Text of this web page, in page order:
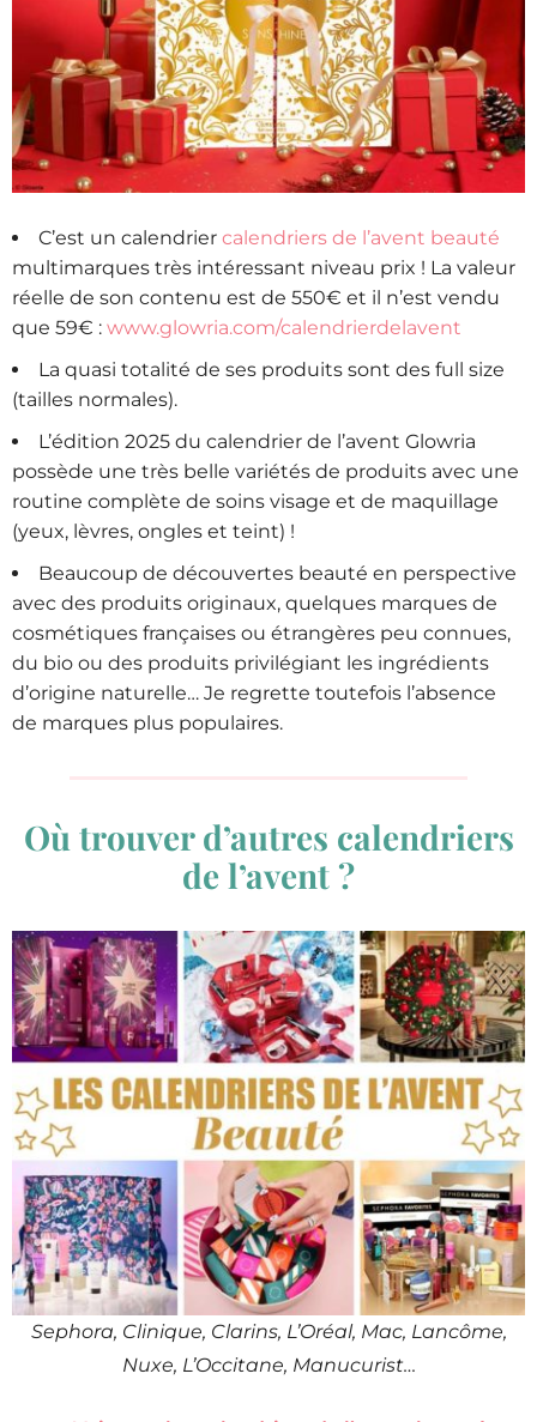
C’est un calendrier calendriers de l’avent beauté
multimarques très intéressant niveau prix ! La valeur
réelle de son contenu est de 550€ et il n’est vendu
que 59€ : www.glowria.com/calendrierdelavent
La quasi totalité de ses produits sont des full size
(tailles normales).
L’édition 2025 du calendrier de l’avent Glowria
possède une très belle variétés de produits avec une
routine complète de soins visage et de maquillage
(yeux, lèvres, ongles et teint) !
Beaucoup de découvertes beauté en perspective
avec des produits originaux, quelques marques de
cosmétiques françaises ou étrangères peu connues,
du bio ou des produits privilégiant les ingrédients
d’origine naturelle… Je regrette toutefois l’absence
de marques plus populaires.
Où trouver d’autres calendriers
de l’avent ?
Sephora, Clinique, Clarins, L’Oréal, Mac, Lancôme,
Nuxe, L’Occitane, Manucurist…